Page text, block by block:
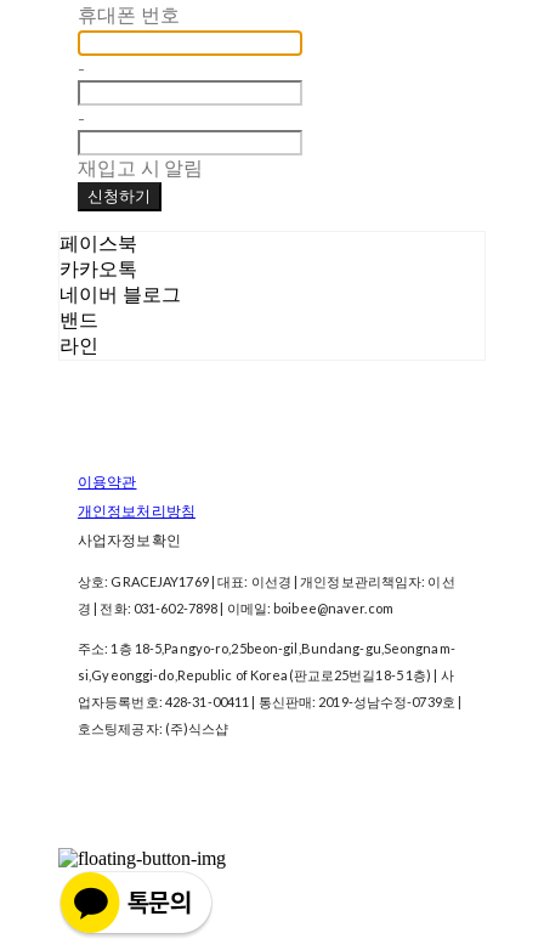
휴대폰 번호
-
-
재입고 시 알림
신청하기
페이스북
카카오톡
네이버 블로그
밴드
라인
이용약관
개인정보처리방침
사업자정보확인
상호: GRACEJAY1769 | 대표: 이선경 | 개인정보관리책임자: 이선
경 | 전화: 031-602-7898 | 이메일: boibee@naver.com
주소: 1층 18-5,Pangyo-ro,25beon-gil,Bundang-gu,Seongnam-
si,Gyeonggi-do,Republic of Korea(판교로25번길18-5 1층) | 사
업자등록번호: 428-31-00411 | 통신판매: 2019-성남수정-0739호 |
호스팅제공자: (주)식스샵